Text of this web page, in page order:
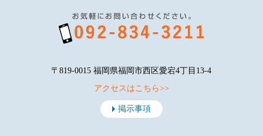
〒819-0015 福岡県福岡市西区愛宕4丁目13-4
アクセスはこちら>>
掲示事項